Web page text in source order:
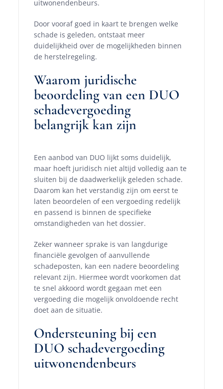
uitwonendenbeurs.
Door vooraf goed in kaart te brengen welke
schade is geleden, ontstaat meer
duidelijkheid over de mogelijkheden binnen
de herstelregeling.
Waarom juridische
beoordeling van een DUO
schadevergoeding
belangrijk kan zijn
Een aanbod van DUO lijkt soms duidelijk,
maar hoeft juridisch niet altijd volledig aan te
sluiten bij de daadwerkelijk geleden schade.
Daarom kan het verstandig zijn om eerst te
laten beoordelen of een vergoeding redelijk
en passend is binnen de specifieke
omstandigheden van het dossier.
Zeker wanneer sprake is van langdurige
financiële gevolgen of aanvullende
schadeposten, kan een nadere beoordeling
relevant zijn. Hiermee wordt voorkomen dat
te snel akkoord wordt gegaan met een
vergoeding die mogelijk onvoldoende recht
doet aan de situatie.
Ondersteuning bij een
DUO schadevergoeding
uitwonendenbeurs